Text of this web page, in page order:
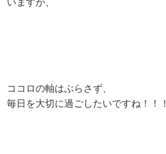
ココロの軸はぶらさず、
毎日を大切に過ごしたいですね！！！